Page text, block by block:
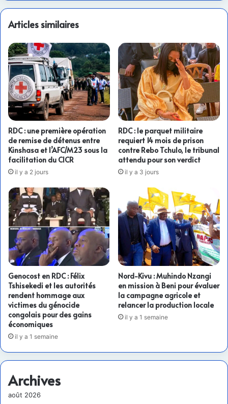
Articles similaires
RDC : une première opération
de remise de détenus entre
Kinshasa et l’AFC/M23 sous la
facilitation du CICR
il y a 2 jours
RDC : le parquet militaire
requiert 14 mois de prison
contre Rebo Tchulo, le tribunal
attendu pour son verdict
il y a 3 jours
Genocost en RDC : Félix
Tshisekedi et les autorités
rendent hommage aux
victimes du génocide
congolais pour des gains
économiques
il y a 1 semaine
Nord-Kivu : Muhindo Nzangi
en mission à Beni pour évaluer
la campagne agricole et
relancer la production locale
il y a 1 semaine
Archives
août 2026